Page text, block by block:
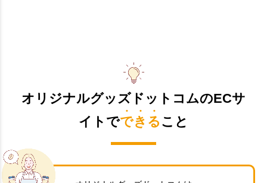
オリジナルグッズドットコムのECサ
イトでできる こと